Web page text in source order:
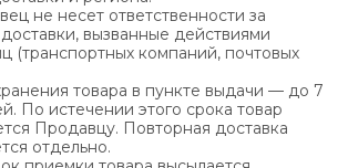
не несет ответственности за
вызванные действиями
(транспортных компаний, почтовых
товара в пункте выдачи — до 7
По истечении этого срока товар
Продавцу. Повторная доставка
отдельно.